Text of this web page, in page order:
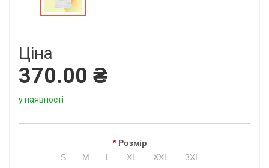
Ціна
370.00 ₴
у наявності
Розмір
S
M L XL XXL 3XL